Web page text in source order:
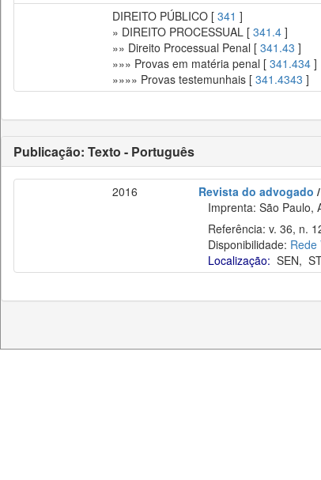
DIREITO PÚBLICO [ 341 ]
» DIREITO PROCESSUAL [ 341.4 ]
»» Direito Processual Penal [ 341.43 ]
»»» Provas em matéria penal [ 341.434 ]
»»»» Provas testemunhais [ 341.4343 ]
Publicação: Texto - Português
2016 Revista do advogado
Imprenta: São Paulo,
Referência: v. 36, n.
Disponibilidade: Rede
Localização: SEN,